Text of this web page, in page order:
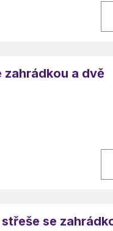
zahrádkou a dvě
se